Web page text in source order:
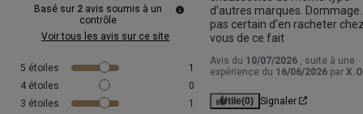
Basé sur 2 avis soumis à un
contrôle
Voir tous les avis sur ce site
5 étoiles
1
4 étoiles
0
3 étoiles
1
d’autres marques.
pas certain d’en racheter
vous de ce fait
Avis du 10/07/2026
, suite à une
expérience du 16/06/2026 par
Utile(0) Signaler